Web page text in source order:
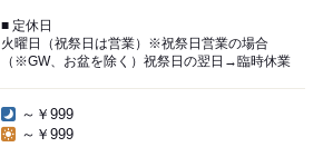
■ 定休日
火曜日（祝祭日は営業）※祝祭日営業の場合
（※GW、お盆を除く）祝祭日の翌日→臨時休業
～￥999
～￥999